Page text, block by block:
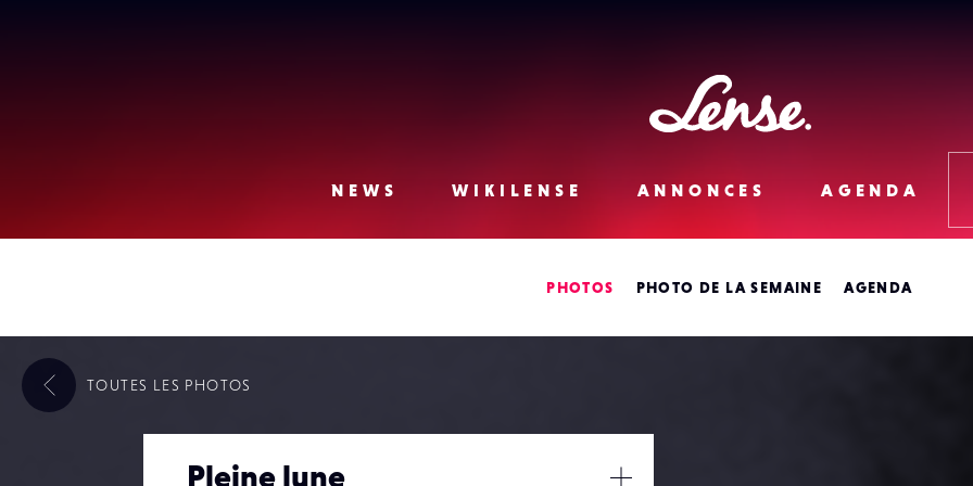
Lense
NEWS WIKILENSE ANNONCES AGENDA
PHOTOS PHOTO DE LA SEMAINE AGENDA
Pleine lune
TOUTES LES PHOTOS